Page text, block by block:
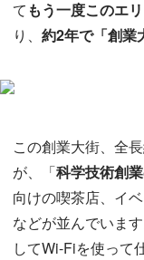
て もう一度このエ
り、約2年で「創業
この創業大街、全
が、「科学技術創
向けの喫茶店、イ
などが並んでいま
してWi-Fiを使って